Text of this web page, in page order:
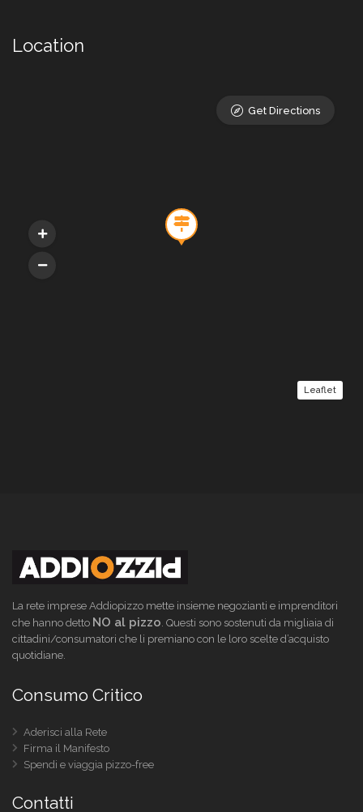
Location
Leaflet
Get Directions
La rete imprese Addiopizzo mette insieme negozianti e imprenditori
che hanno detto NO al pizzo. Questi sono sostenuti da migliaia di
cittadini/consumatori che li premiano con le loro scelte d’acquisto
quotidiane.
Consumo Critico
Aderisci alla Rete
Firma il Manifesto
Spendi e viaggia pizzo-free
Contatti